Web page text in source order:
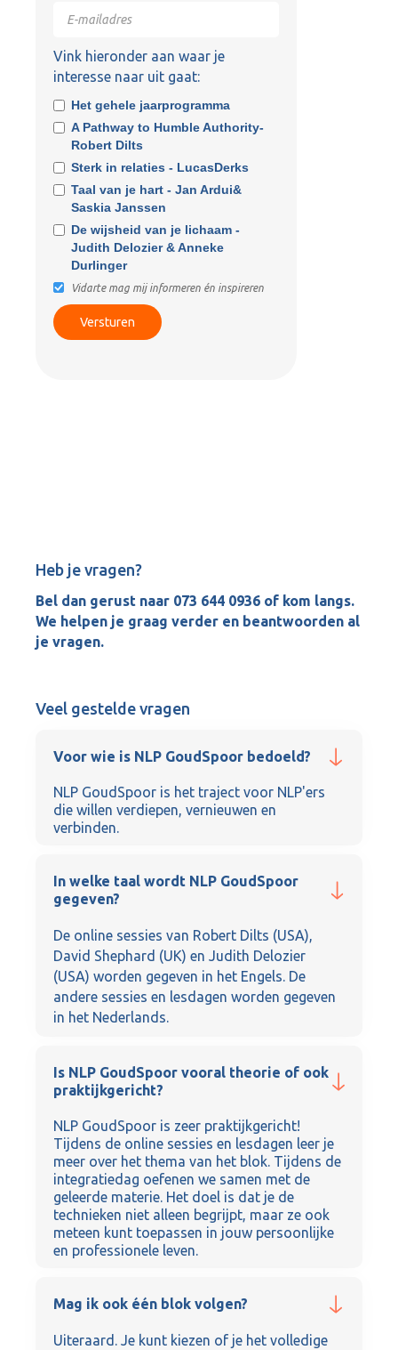
Vink hieronder aan waar je
interesse naar uit gaat:
Het gehele jaarprogramma
A Pathway to Humble Authority-
Robert Dilts
Sterk in relaties - LucasDerks
Taal van je hart - Jan Ardui&
Saskia Janssen
De wijsheid van je lichaam -
Judith Delozier & Anneke
Durlinger
Vidarte mag mij informeren én inspireren
Heb je vragen?
Bel dan gerust naar 073 644 0936 of kom langs.
We helpen je graag verder en beantwoorden al
je vragen.
Veel gestelde vragen
Voor wie is NLP GoudSpoor bedoeld?
NLP GoudSpoor is het traject voor NLP'ers
die willen verdiepen, vernieuwen en
verbinden.
In welke taal wordt NLP GoudSpoor
gegeven?
De online sessies van Robert Dilts (USA),
David Shephard (UK) en Judith Delozier
(USA) worden gegeven in het Engels. De
andere sessies en lesdagen worden gegeven
in het Nederlands.
Is NLP GoudSpoor vooral theorie of ook
praktijkgericht?
NLP GoudSpoor is zeer praktijkgericht!
Tijdens de online sessies en lesdagen leer je
meer over het thema van het blok. Tijdens de
integratiedag oefenen we samen met de
geleerde materie. Het doel is dat je de
technieken niet alleen begrijpt, maar ze ook
meteen kunt toepassen in jouw persoonlijke
en professionele leven.
Mag ik ook één blok volgen?
Uiteraard. Je kunt kiezen of je het volledige